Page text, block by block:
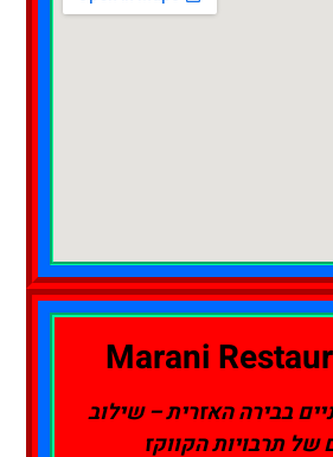
בבירה האזרית – שילוב
של תרבויות הקווקז